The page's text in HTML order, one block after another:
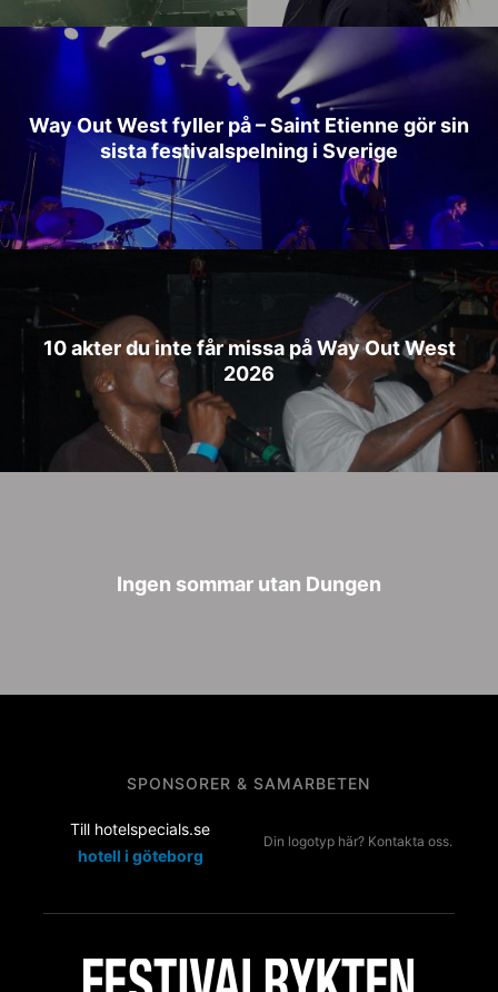
Way Out West fyller på – Saint Etienne gör sin
sista festivalspelning i Sverige
10 akter du inte får missa på Way Out West
2026
Ingen sommar utan Dungen
SPONSORER & SAMARBETEN
Till hotelspecials.se
hotell i göteborg
Din logotyp här? Kontakta oss.